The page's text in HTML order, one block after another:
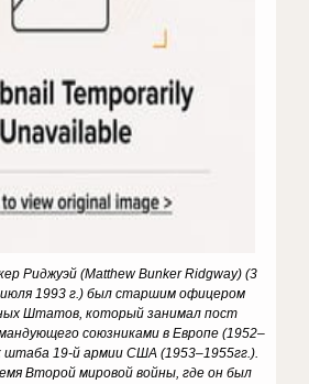
Риджуэй (MatthewBunkerRidgway) (3
1993 г.) был старшим офицером
Штатов, который занимал пост
союзниками в Европе (1952–
штаба 19-й армии США (1953–1955гг.).
Второй мировой войны, где он был